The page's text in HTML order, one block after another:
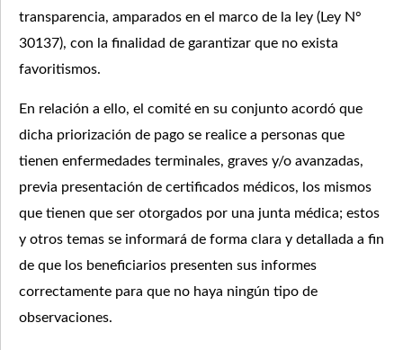
transparencia, amparados en el marco de la ley (Ley N°
30137), con la finalidad de garantizar que no exista
favoritismos.
En relación a ello, el comité en su conjunto acordó que
dicha priorización de pago se realice a personas que
tienen enfermedades terminales, graves y/o avanzadas,
previa presentación de certificados médicos, los mismos
que tienen que ser otorgados por una junta médica; estos
y otros temas se informará de forma clara y detallada a fin
de que los beneficiarios presenten sus informes
correctamente para que no haya ningún tipo de
observaciones.